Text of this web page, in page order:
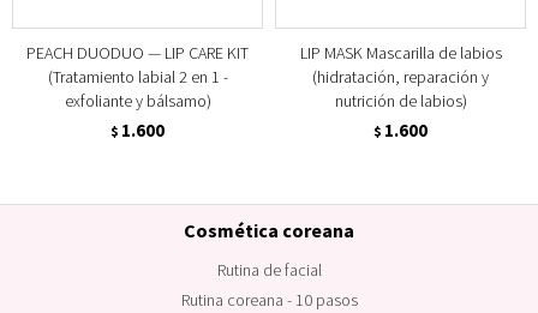
PEACH DUODUO — LIP CARE KIT
(Tratamiento labial 2 en 1 -
exfoliante y bálsamo)
$ 1.600
LIP MASK Mascarilla de labios
(hidratación, reparación y
nutrición de labios)
$ 1.600
Cosmética coreana
Rutina de facial
Rutina coreana - 10 pasos